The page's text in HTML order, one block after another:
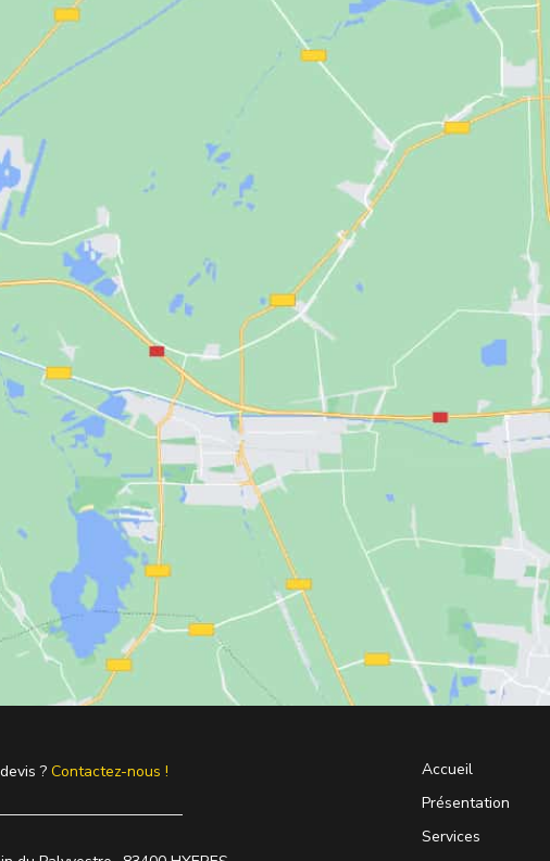
?Contactez-nous !
Accueil
Présentation
Services